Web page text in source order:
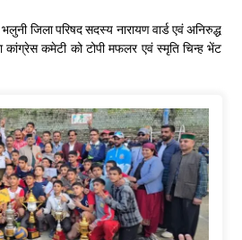
जिला परिषद सदस्य नारायण वार्ड एवं अनिरुद्ध
कांग्रेस कमेटी को टोपी मफलर एवं स्मृति चिन्ह भेंट